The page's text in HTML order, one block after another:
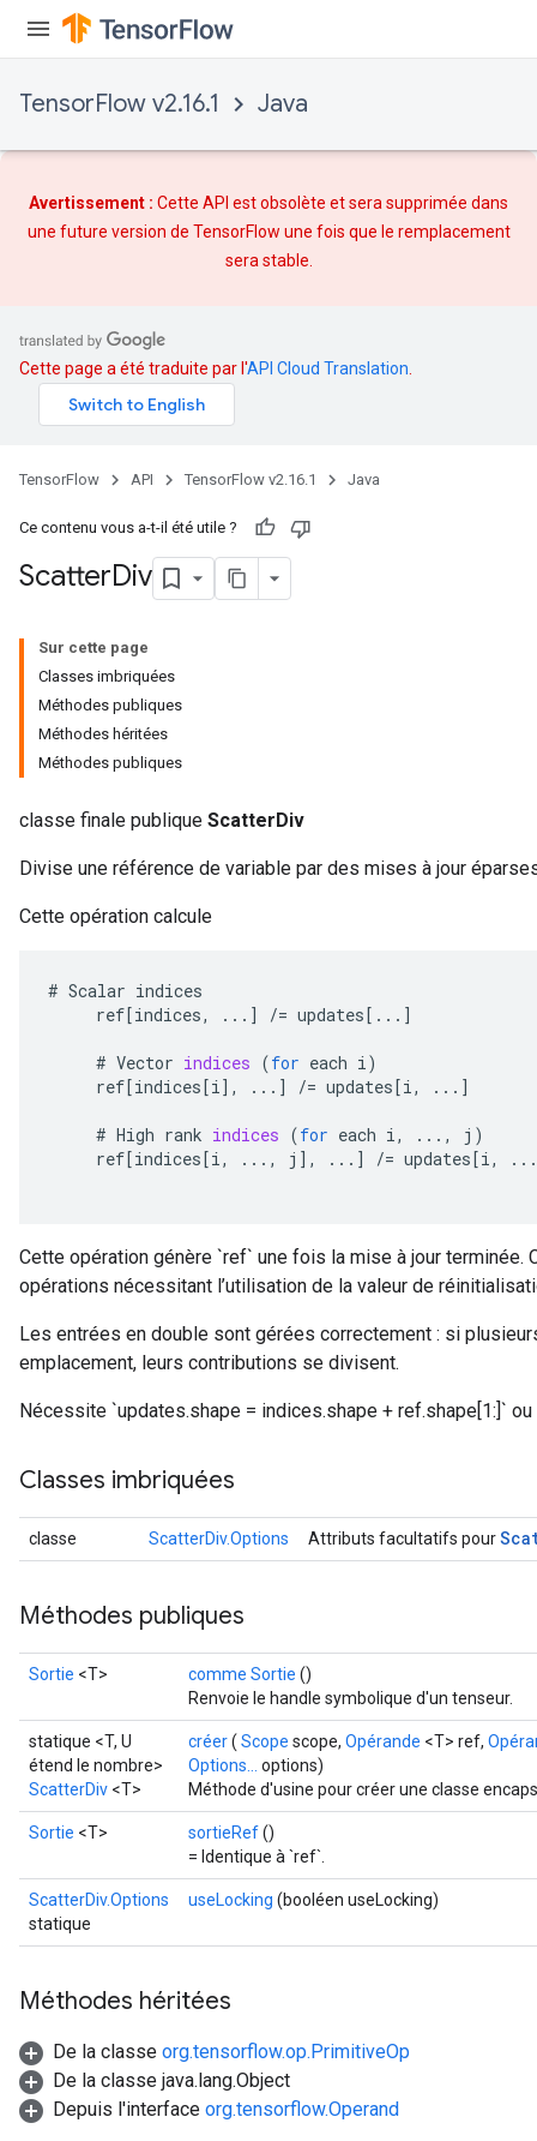
TensorFlow v2.16.1 Java
Avertissement : Cette API est obsolète et sera supprimée dans
une future version de TensorFlow une fois que le remplacement
sera stable.
Cette page a été traduite par l'API Cloud Translation
TensorFlow API TensorFlow v2.16.1 Java
Ce contenu vous a-t-il été utile ?
ScatterDiv
Sur cette page
Classes imbriquées
Méthodes publiques
Méthodes héritées
Méthodes publiques
classe finale publique ScatterDiv
Divise une référence de variable par des mises à jour
Cette opération calcule
# Scalar indices
ref[indices, ... ] /= updates[ ... ]
# Vector indices (for each i )
ref[indices[i ] , ... ] /= updates[i , ... ]
# High rank indices (for each i , ..., j )
ref[indices[i , ..., j ] , ... ] /= updates[i ,
Cette opération génère `ref` une fois la mise à jour terminée.
opérations nécessitant l’utilisation de la valeur de
Les entrées en double sont gérées correctement : si
emplacement, leurs contributions se divisent.
Nécessite `updates.shape = indices.shape + ref.shape[1:]` ou
Classes imbriquées
classe ScatterDiv.Options Attributs facultatifs pour
Méthodes publiques
Sortie <T> comme Sortie ()
Renvoie le handle symbolique d'un tenseur.
statique <T, U
étend le nombre>
ScatterDiv <T>
créer( Scope scope, Opérande <T> ref,
Options...
options)
Méthode d'usine pour créer une classe
Sortie <T> sortieRef()
= Identique à `ref`.
ScatterDiv.Options
statique
useLocking (booléen useLocking)
Méthodes héritées
De la classe org.tensorflow.op.PrimitiveOp
De la classe java.lang.Object
Depuis l'interface org.tensorflow.Operand